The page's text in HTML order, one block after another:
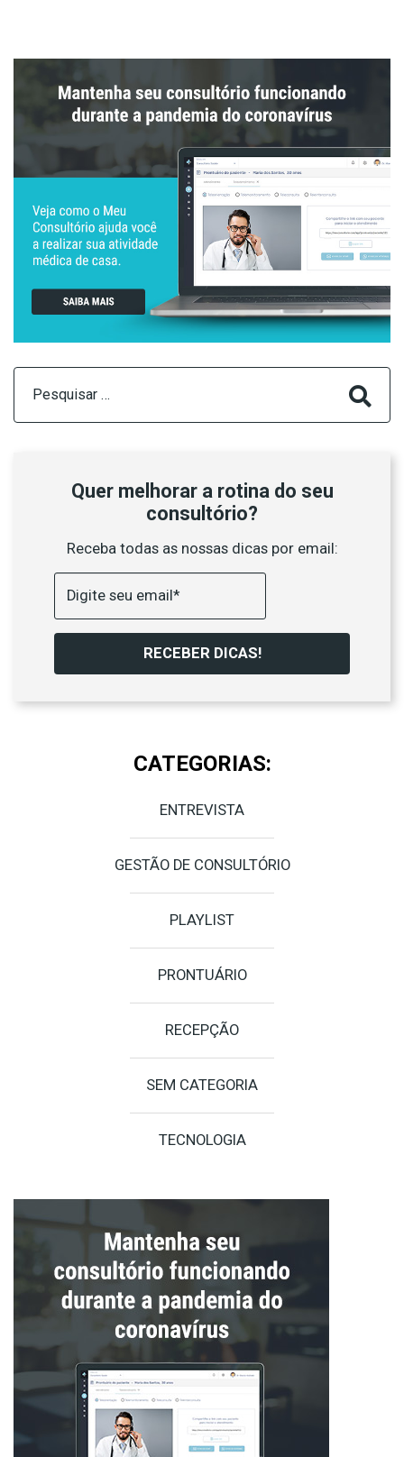
Quer melhorar a rotina do seu
consultório?
Receba todas as nossas dicas por email:
RECEBER DICAS!
CATEGORIAS:
ENTREVISTA
GESTÃO DE CONSULTÓRIO
PLAYLIST
PRONTUÁRIO
RECEPÇÃO
SEM CATEGORIA
TECNOLOGIA